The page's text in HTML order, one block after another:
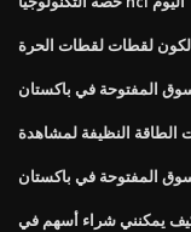
لقطات لقطات الحرة
المفتوحة في باكستان
الطاقة النظيفة لمشاهدة
المفتوحة في باكستان